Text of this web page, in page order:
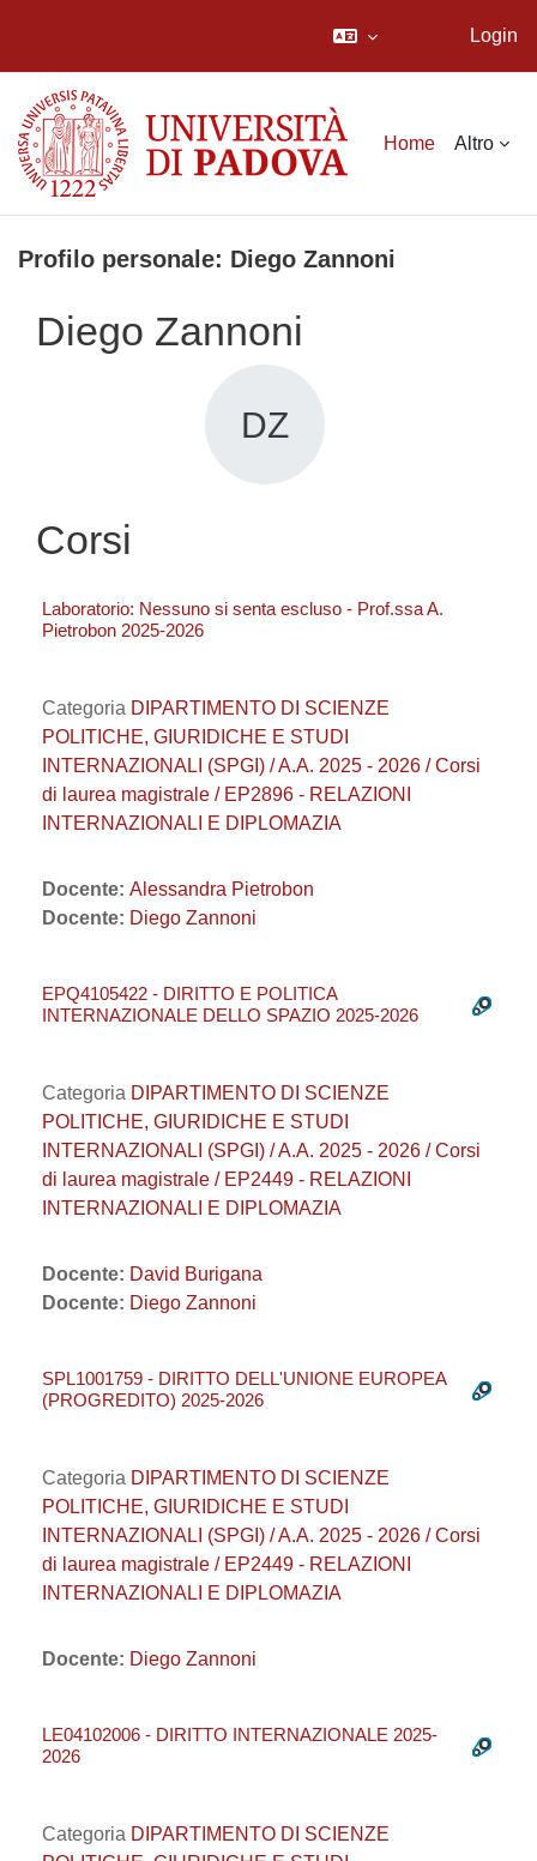
Login
Home Altro
Profilo personale: Diego Zannoni
Diego Zannoni
DZ
Corsi
Laboratorio: Nessuno si senta escluso - Prof.ssa A.
Pietrobon 2025-2026
Categoria DIPARTIMENTO DI SCIENZE
POLITICHE, GIURIDICHE E STUDI
INTERNAZIONALI (SPGI) / A.A. 2025 - 2026 / Corsi
di laurea magistrale / EP2896 - RELAZIONI
INTERNAZIONALI E DIPLOMAZIA
Docente: Alessandra Pietrobon
Docente: Diego Zannoni
EPQ4105422 - DIRITTO E POLITICA
INTERNAZIONALE DELLO SPAZIO 2025-2026
Categoria DIPARTIMENTO DI SCIENZE
POLITICHE, GIURIDICHE E STUDI
INTERNAZIONALI (SPGI) / A.A. 2025 - 2026 / Corsi
di laurea magistrale / EP2449 - RELAZIONI
INTERNAZIONALI E DIPLOMAZIA
Docente: David Burigana
Docente: Diego Zannoni
SPL1001759 - DIRITTO DELL'UNIONE EUROPEA
(PROGREDITO) 2025-2026
Categoria DIPARTIMENTO DI SCIENZE
POLITICHE, GIURIDICHE E STUDI
INTERNAZIONALI (SPGI) / A.A. 2025 - 2026 / Corsi
di laurea magistrale / EP2449 - RELAZIONI
INTERNAZIONALI E DIPLOMAZIA
Docente: Diego Zannoni
LE04102006 - DIRITTO INTERNAZIONALE 2025-
2026
Categoria DIPARTIMENTO DI SCIENZE